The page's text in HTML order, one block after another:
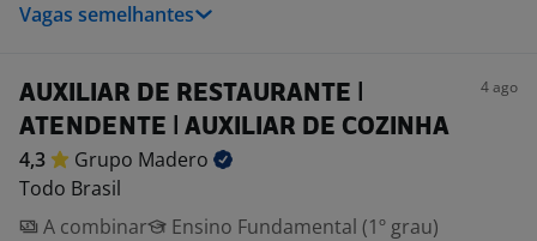
Vagas semelhantes
AUXILIAR DE RESTAURANTE |
ATENDENTE | AUXILIAR DE COZINHA
4 ago
4,3 Grupo Madero
Todo Brasil
A combinar
Ensino Fundamental (1º grau)